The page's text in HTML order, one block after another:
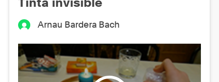
Arnau Bardera Bach